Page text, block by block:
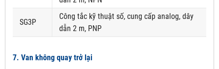
SG3P
Công tắc kỹ thuật số, cung cấp analog, dây
dẫn 2 m, PNP
7. Van không quay trở lại